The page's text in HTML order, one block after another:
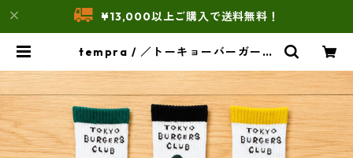
¥13,000以上ご購入で送料無料！
tempra / ／トーキョーバーガーズ
TORE